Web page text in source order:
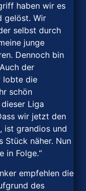
haben wir es
gelöst. Wir
selbst durch
junge
Dennoch bin
der
lobte die
schön
Liga
wir jetzt den
ist grandios und
Stück näher. Nun
in Folge.“
empfehlen die
des